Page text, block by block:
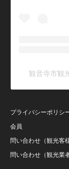
観音寺市観
プライバシーポリシ
会員
問い合わせ（観光客様
問い合わせ（観光業